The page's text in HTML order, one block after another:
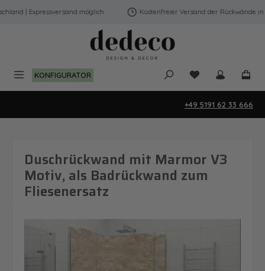
Zum Hauptinhalt springen
| Expressversand möglich Kostenfreier Versand der Rückwände in
KONFIGURATOR Du hast 0
+49 5191 62 33 666
Duschrückwand mit Marmor V3
Motiv, als Badrückwand zum
Fliesenersatz